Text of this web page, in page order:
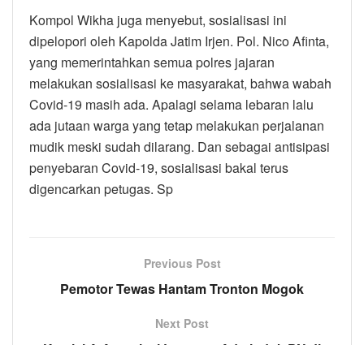
Kompol Wikha juga menyebut, sosialisasi ini
dipelopori oleh Kapolda Jatim Irjen. Pol. Nico Afinta,
yang memerintahkan semua polres jajaran
melakukan sosialisasi ke masyarakat, bahwa wabah
Covid-19 masih ada. Apalagi selama lebaran lalu
ada jutaan warga yang tetap melakukan perjalanan
mudik meski sudah dilarang. Dan sebagai antisipasi
penyebaran Covid-19, sosialisasi bakal terus
digencarkan petugas. Sp
Previous Post
Pemotor Tewas Hantam Tronton Mogok
Next Post